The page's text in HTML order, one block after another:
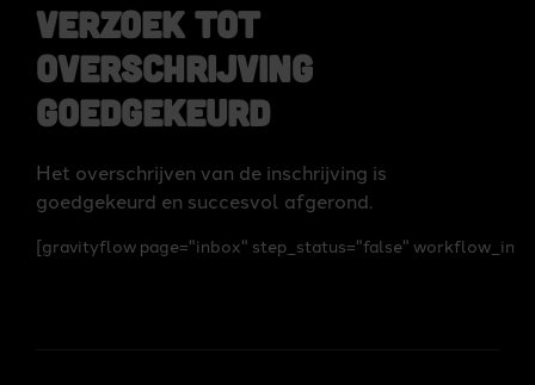
Verzoek tot
overschrijving
goedgekeurd
Het overschrijven van de inschrijving is
goedgekeurd en succesvol afgerond.
[gravityflow page="inbox" step_status="false"